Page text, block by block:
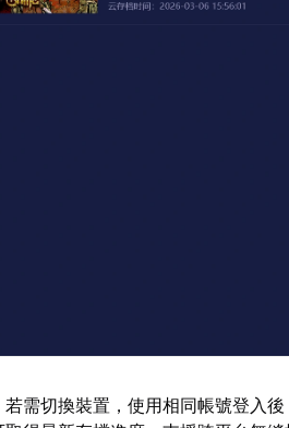
若需切換裝置，使用相同帳號登入